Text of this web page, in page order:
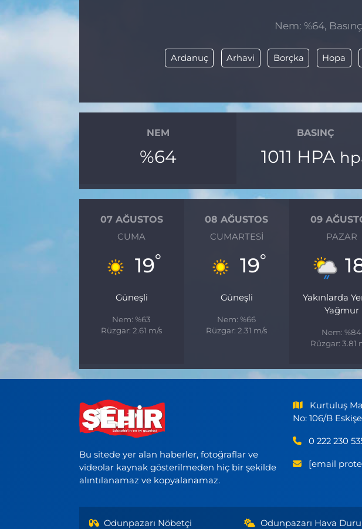
Nem: %64,
Ardanuç Arhavi Borçka Hopa
NEM
%64
BASINÇ
1011 HPA
07 AĞUSTOS
CUMA
19°
Güneşli
Nem: %63
Rüzgar: 2.61 m/s
08 AĞUSTOS
CUMARTESI
19°
Güneşli
Nem: %66
Rüzgar: 2.31 m/s
09
PAZAR
Yakınlarda
Yağmur
Nem: %84
Rüzgar: 3.81
Bu sitede yer alan haberler, fotoğraflar ve
videolar kaynak gösterilmeden hiç bir şekilde
alıntılanamaz ve kopyalanamaz.
Kurtuluş
No: 106/B
0 222 230
[email
Odunpazarı Nöbetçi
Odunpazarı Hava
BÖLGE